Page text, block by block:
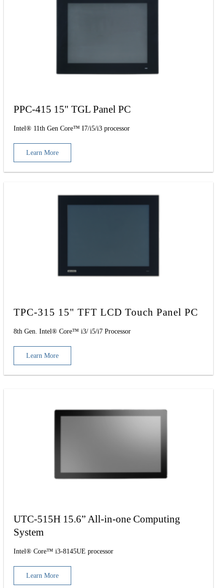
PPC-415 15" TGL Panel PC
Intel® 11th Gen Core™ I7/i5/i3 processor
Learn More
TPC-315 15" TFT LCD Touch Panel PC
8th Gen. Intel® Core™ i3/ i5/i7 Processor
Learn More
UTC-515H 15.6” All-in-one Computing
System
Intel® Core™ i3-8145UE processor
Learn More